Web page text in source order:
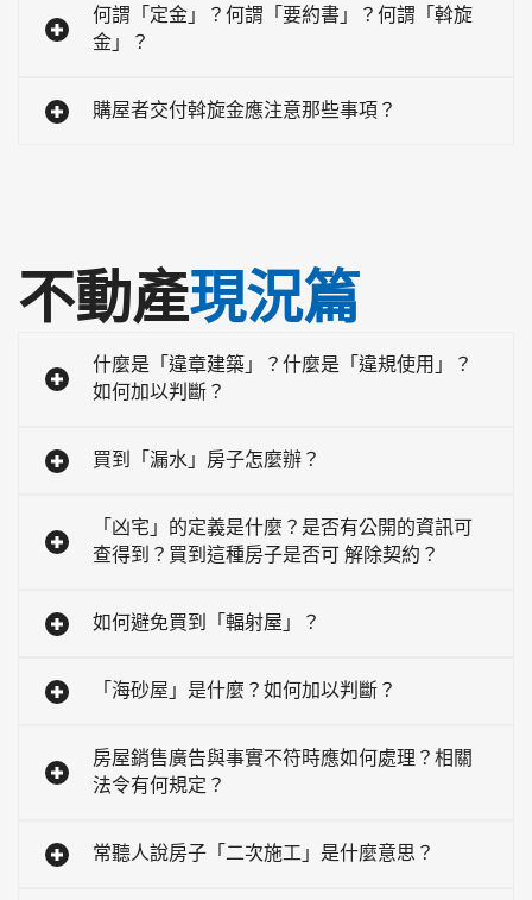
何謂「定金」？何謂「要約書」？何謂「斡旋
金」？
購屋者交付斡旋金應注意那些事項？
不動產現況篇
什麼是「違章建築」？什麼是「違規使用」？
如何加以判斷？
買到「漏水」房子怎麼辦？
「凶宅」的定義是什麼？是否有公開的資訊可
查得到？買到這種房子是否可 解除契約？
如何避免買到「輻射屋」？
「海砂屋」是什麼？如何加以判斷？
房屋銷售廣告與事實不符時應如何處理？相關
法令有何規定？
常聽人說房子「二次施工」是什麼意思？